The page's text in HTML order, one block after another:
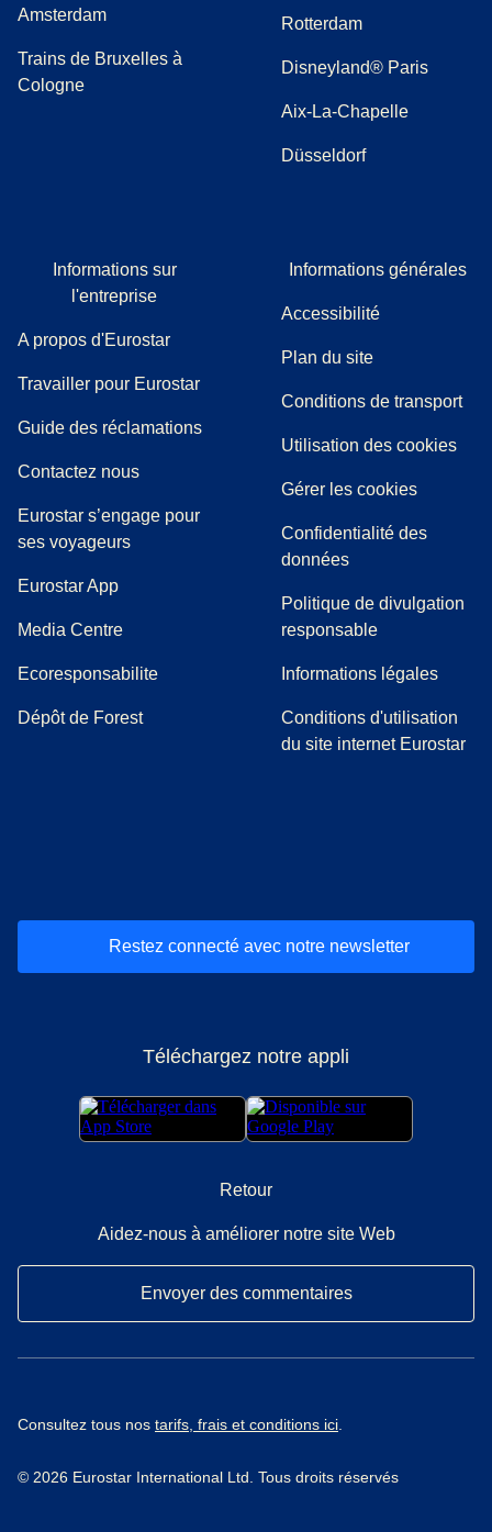
Amsterdam
Trains de Bruxelles à
Cologne
Rotterdam
Disneyland® Paris
Aix-La-Chapelle
Düsseldorf
Informations sur
l'entreprise
A propos d'Eurostar
Travailler pour Eurostar
Guide des réclamations((
Contactez nous
Eurostar s’engage pour
ses voyageurs
Eurostar App
Media Centre( Ouvre un nouvel onglet)
Ecoresponsabilite
Dépôt de Forest
Informations générales
Accessibilité
Plan du site
Conditions de transport
Utilisation des cookies
Gérer les cookies
Confidentialité des
données
Politique de divulgation
responsable
Informations légales
Conditions d'utilisation
du site internet Eurostar
Restez connecté avec notre newsletter
Téléchargez notre appli
Retour
Aidez-nous à améliorer notre site Web
Envoyer des commentaires
Consultez tous nos tarifs, frais et conditions ici.
© 2026 Eurostar International Ltd. Tous droits réservés